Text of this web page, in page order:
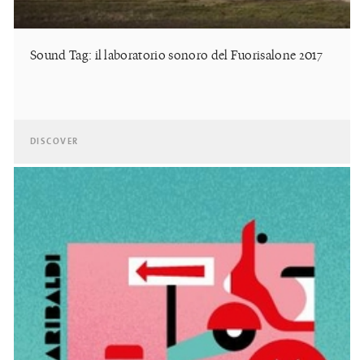
Sound Tag: il laboratorio sonoro del Fuorisalone 2017
DISCOVER